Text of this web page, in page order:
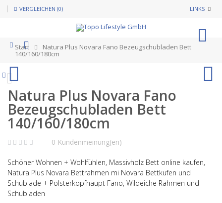
VERGLEICHEN (0) LINKS
Start Natura Plus Novara Fano Bezeugschubladen Bett
140/160/180cm
Natura Plus Novara Fano
Bezeugschubladen Bett
140/160/180cm
0 Kundenmeinung(en)
Schöner Wohnen + Wohlfühlen, Massivholz Bett online kaufen,
Natura Plus Novara Bettrahmen mi Novara Bettkufen und
Schublade + Polsterkopfhaupt Fano, Wildeiche Rahmen und
Schubladen